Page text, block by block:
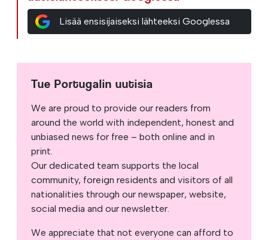
Lisää ensisijaiseksi lähteeksi Googlessa
Tue Portugalin uutisia
We are proud to provide our readers from
around the world with independent, honest and
unbiased news for free – both online and in
print.
Our dedicated team supports the local
community, foreign residents and visitors of all
nationalities through our newspaper, website,
social media and our newsletter.
We appreciate that not everyone can afford to